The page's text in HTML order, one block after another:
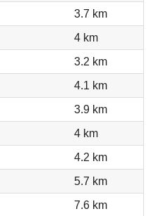
3.7 km
4 km
3.2 km
4.1 km
3.9 km
4 km
4.2 km
5.7 km
7.6 km